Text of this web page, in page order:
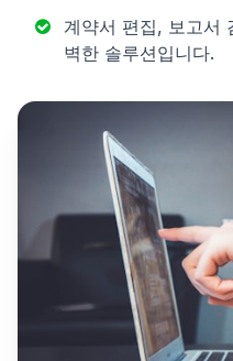
계약서 편집, 보고서
벽한 솔루션입니다.